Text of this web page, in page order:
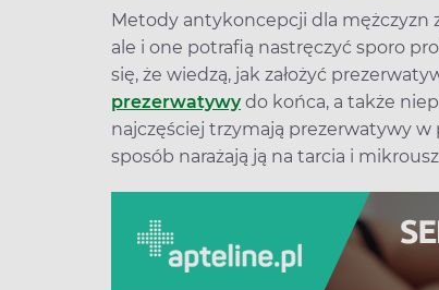
Metody antykoncepcji dla mężczyzn
ale i one potrafią nastręczyć sporo
się, że wiedzą, jak założyć
prezerwatywydo końca, a także
najczęściej trzymają prezerwatywy w
sposób narażają ją na tarcia i